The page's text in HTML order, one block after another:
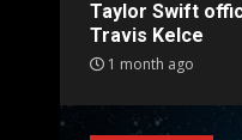
Taylor Swift
Travis Kelce
1 month ago